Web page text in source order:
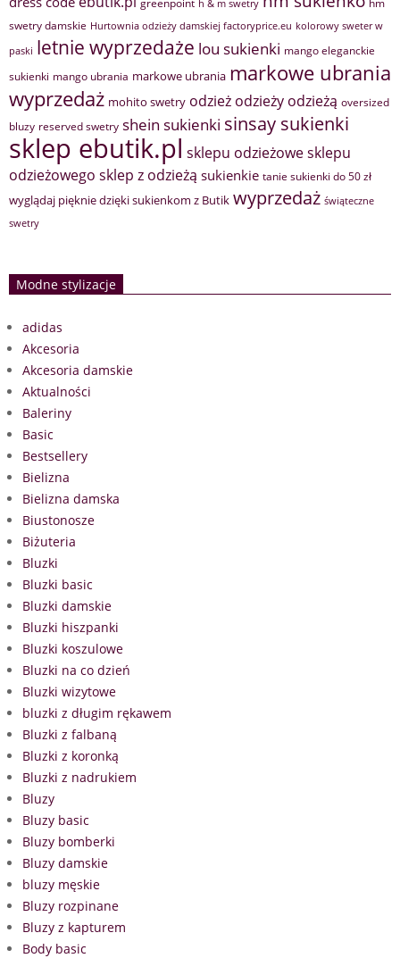
h & m swetry
swetry damskie Hurtownia odzieży damskiej factoryprice.eu kolorowy sweter w
paski letnie wyprzedaże lou sukienki mango eleganckie
sukienki mango ubrania markowe ubrania markowe ubrania
wyprzedaż mohito swetry odzież odzieży odzieżą oversized
bluzy reserved swetry shein sukienki sinsay sukienki
sklep ebutik.pl sklepu odzieżowesklepu
odzieżowego sklep z odzieżą sukienkie tanie sukienki do 50 zł
wyglądaj pięknie dzięki sukienkom z Butik wyprzedaż świąteczne
swetry
Modne stylizacje
adidas
Akcesoria
Akcesoria damskie
Aktualności
Baleriny
Basic
Bestsellery
Bielizna
Bielizna damska
Biustonosze
Biżuteria
Bluzki
Bluzki basic
Bluzki damskie
Bluzki hiszpanki
Bluzki koszulowe
Bluzki na co dzień
Bluzki wizytowe
bluzki z długim rękawem
Bluzki z falbaną
Bluzki z koronką
Bluzki z nadrukiem
Bluzy
Bluzy basic
Bluzy bomberki
Bluzy damskie
bluzy męskie
Bluzy rozpinane
Bluzy z kapturem
Body basic